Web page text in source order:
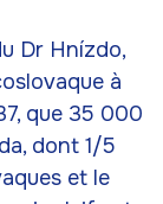
Dr Hnízdo,
à
que 35 000
dont 1/5
et le